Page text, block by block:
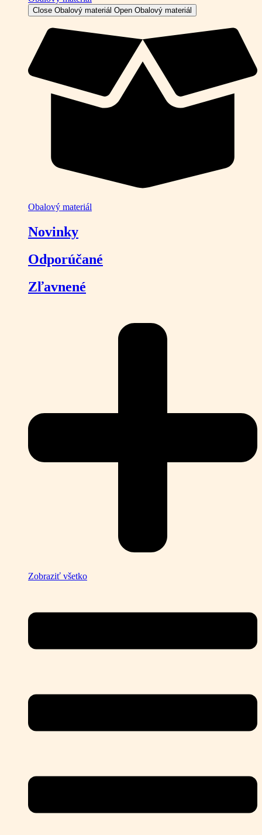
Close Obalový materiál Open Obalový materiál
Obalový materiál
Novinky
Odporúčané
Zľavnené
Zobraziť všetko